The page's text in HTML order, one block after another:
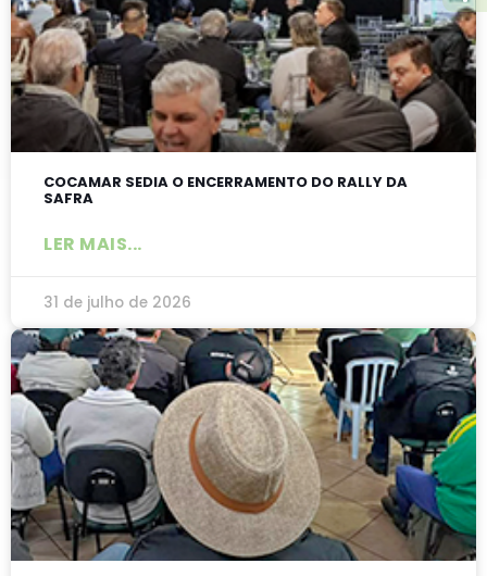
COCAMAR SEDIA O ENCERRAMENTO DO RALLY DA
SAFRA
LER MAIS...
31 de julho de 2026